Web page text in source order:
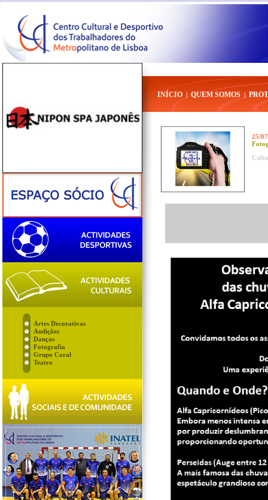
INÍCIO | QUEM SOMOS |
Artes Decorativas
Audições
Danças
Fotografia
Grupo Coral
Teatro
25/